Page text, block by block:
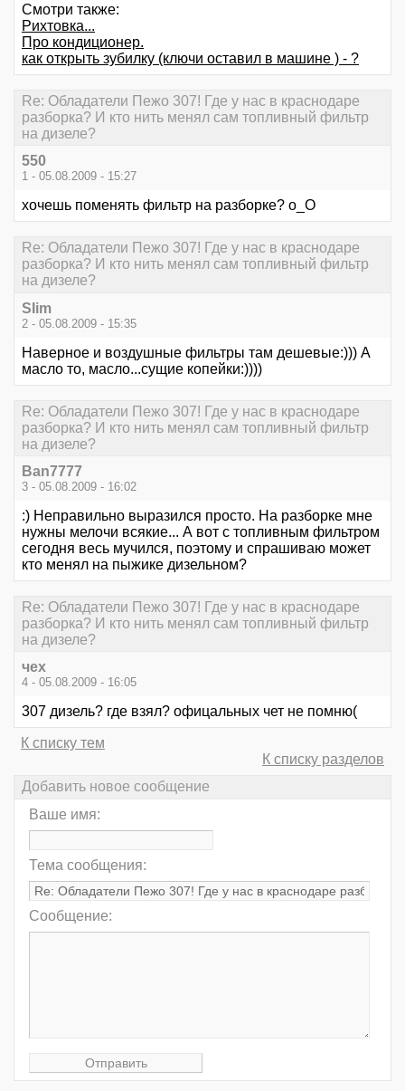
Смотри также:
Рихтовка...
Про кондиционер.
как открыть зубилку (ключи оставил в машине ) - ?
Re: Обладатели Пежо 307! Где у нас в краснодаре
разборка? И кто нить менял сам топливный фильтр
на дизеле?
550
1 - 05.08.2009 - 15:27
хочешь поменять фильтр на разборке? о_О
Re: Обладатели Пежо 307! Где у нас в краснодаре
разборка? И кто нить менял сам топливный фильтр
на дизеле?
SIim
2 - 05.08.2009 - 15:35
Наверное и воздушные фильтры там дешевые:))) А
масло то, масло...сущие копейки:))))
Re: Обладатели Пежо 307! Где у нас в краснодаре
разборка? И кто нить менял сам топливный фильтр
на дизеле?
Ban7777
3 - 05.08.2009 - 16:02
:) Неправильно выразился просто. На разборке мне
нужны мелочи всякие... А вот с топливным фильтром
сегодня весь мучился, поэтому и спрашиваю может
кто менял на пыжике дизельном?
Re: Обладатели Пежо 307! Где у нас в краснодаре
разборка? И кто нить менял сам топливный фильтр
на дизеле?
чех
4 - 05.08.2009 - 16:05
307 дизель? где взял? офицальных чет не помню(
К списку тем
К списку разделов
Добавить новое сообщение
Ваше имя:
Тема сообщения:
Сообщение: